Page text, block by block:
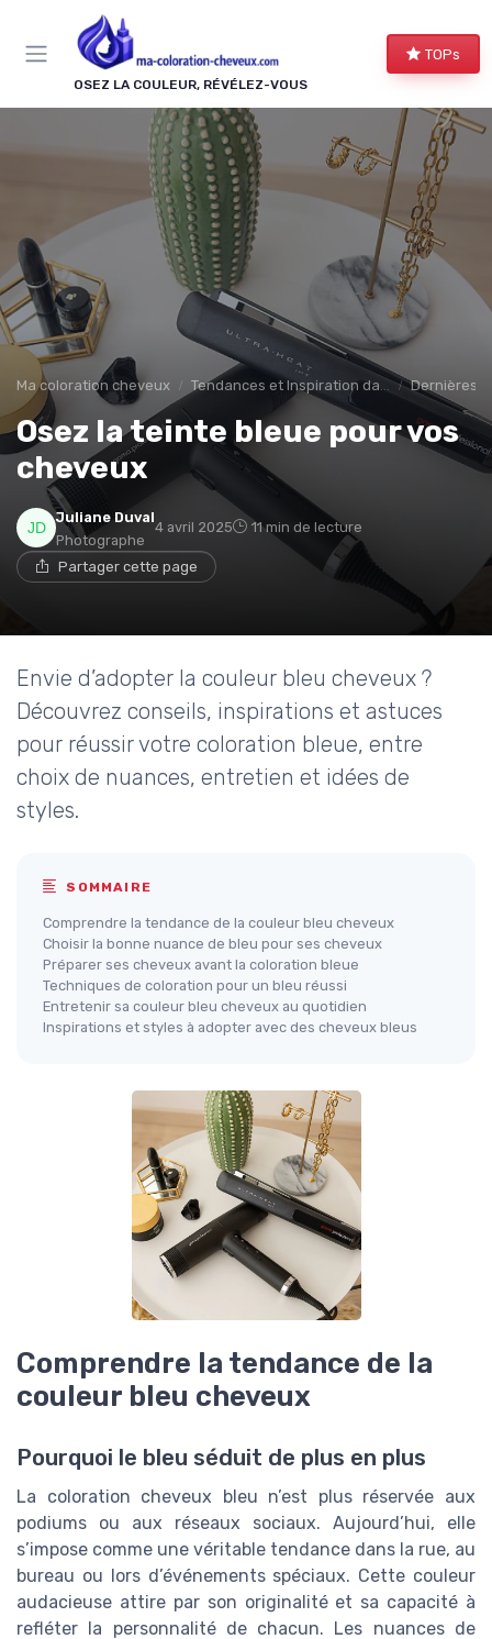
OSEZ LA COULEUR, RÉVÉLEZ-VOUS
TOPs
Ma coloration cheveux Tendances et Inspiration dans la coloration des cheuveux Dernières
Osez la teinte bleue pour vos
cheveux
Juliane Duval
Photographe
4 avril 2025 11 min de lecture
Partager cette page
Envie d’adopter la couleur bleu cheveux ?
Découvrez conseils, inspirations et astuces
pour réussir votre coloration bleue, entre
choix de nuances, entretien et idées de
styles.
SOMMAIRE
Comprendre la tendance de la couleur bleu cheveux
Choisir la bonne nuance de bleu pour ses cheveux
Préparer ses cheveux avant la coloration bleue
Techniques de coloration pour un bleu réussi
Entretenir sa couleur bleu cheveux au quotidien
Inspirations et styles à adopter avec des cheveux bleus
Comprendre la tendance de la
couleur bleu cheveux
Pourquoi le bleu séduit de plus en plus
La coloration cheveux bleu n’est plus réservée aux
podiums ou aux réseaux sociaux. Aujourd’hui, elle
s’impose comme une véritable tendance dans la rue, au
bureau ou lors d’événements spéciaux. Cette couleur
audacieuse attire par son originalité et sa capacité à
refléter la personnalité de chacun. Les nuances de
Panneau de gestion des cookies